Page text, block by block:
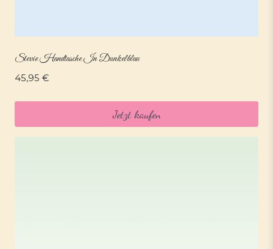
Stevie Handtasche In Dunkelblau
45,95 €
Jetzt kaufen